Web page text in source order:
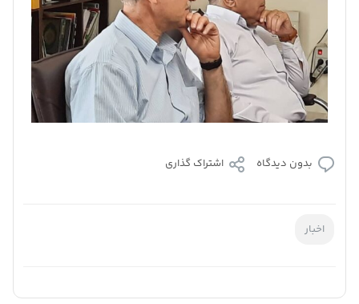
بدون دیدگاه اشتراک گذاری
اخبار